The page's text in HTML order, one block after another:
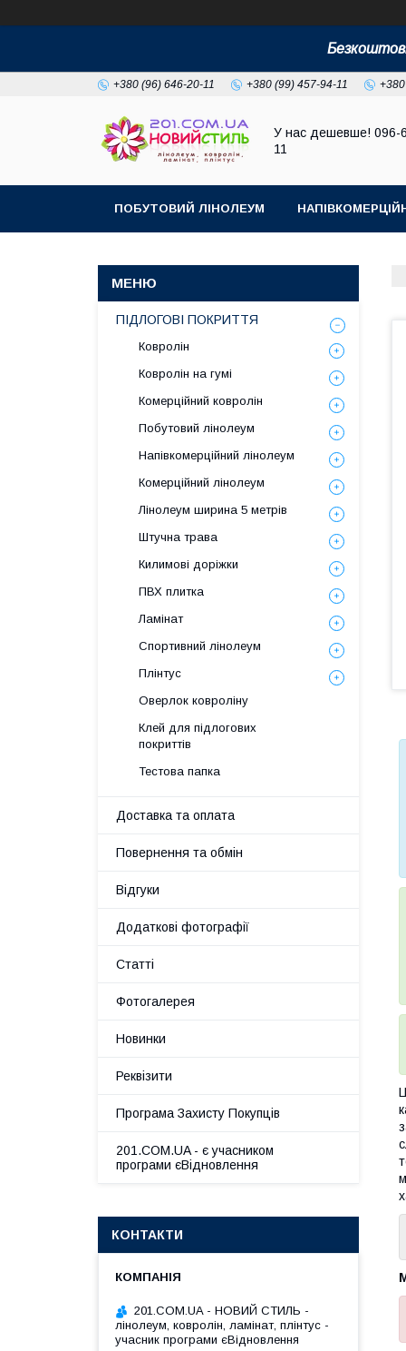
+380 (96) 646-20-11 +380 (99) 457-94-11
У нас дешевше! 096-
11
ПОБУТОВИЙ ЛІНОЛЕУМ
ПІДЛОГОВІ ПОКРИТТЯ
Ковролін
Ковролін на гумі
Комерційний ковролін
Побутовий лінолеум
Напівкомерційний лінолеум
Комерційний лінолеум
Лінолеум ширина 5 метрів
Штучна трава
Килимові доріжки
ПВХ плитка
Ламінат
Спортивний лінолеум
Плінтус
Оверлок ковроліну
Клей для підлогових
покриттів
Тестова папка
Доставка та оплата
Повернення та обмін
Відгуки
Додаткові фотографії
Статті
Фотогалерея
Новинки
Реквізити
Програма Захисту Покупців
201.COM.UA - є учасником
програми єВідновлення
КОНТАКТИ
201.COM.UA - НОВИЙ СТИЛЬ -
лінолеум, ковролін, ламінат, плінтус -
учасник програми єВідновлення